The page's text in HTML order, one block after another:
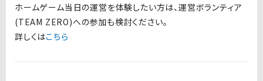
ホームゲーム当日の運営を体験したい方は、運営ボランティア
(TEAM ZERO)への参加も検討ください。
詳しくはこちら